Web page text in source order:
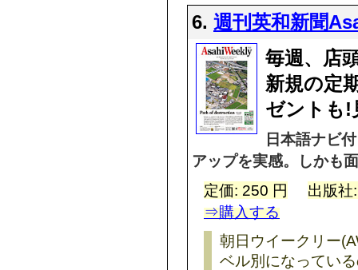
6. 週刊英和新聞
毎週、店
新規の定
ゼントも!
日本語ナビ
アップを実感。しかも
定価: 250 円
出版
⇒購入する
朝日ウイークリー
ベル別になってい